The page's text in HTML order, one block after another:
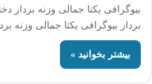
بیوگرافی یکتا جمالی وزنه بردار
بردار بیوگرافی یکتا جمالی وزنه
بیشتر بخوانید »